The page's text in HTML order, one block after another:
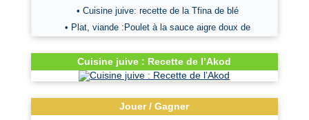
• Cuisine juive: recette de la Tfina de blé
• Plat, viande :Poulet à la sauce aigre doux de
Cuisine juive : Recette de l’Akod
Jouer / Gagner